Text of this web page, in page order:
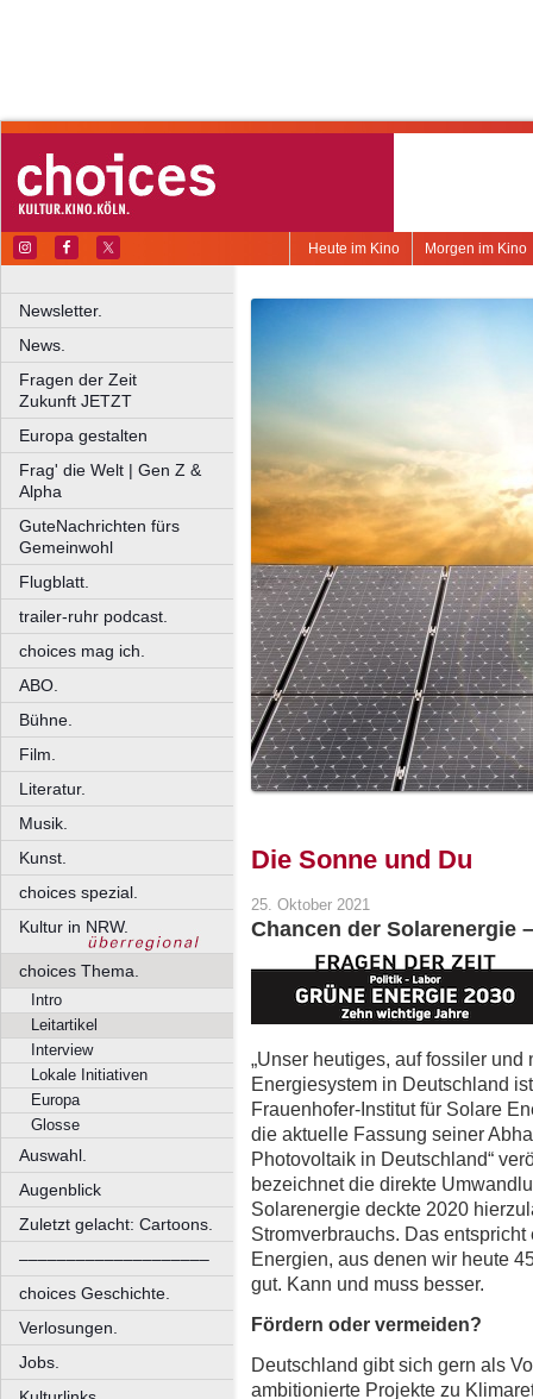
Morgen im Kino
Heute im Kino
Newsletter.
News.
Fragen der Zeit
Zukunft JETZT
Europa gestalten
Frag' die Welt | Gen Z &
Alpha
GuteNachrichten fürs
Gemeinwohl
Flugblatt.
trailer-ruhr podcast.
choices mag ich.
ABO.
Bühne.
Film.
Literatur.
Musik.
Kunst.
choices spezial.
Kultur in NRW.
choices Thema.
Intro
Leitartikel
Interview
Lokale Initiativen
Europa
Glosse
Auswahl.
Augenblick
Zuletzt gelacht: Cartoons.
––––––––––––––––––––
choices Geschichte.
Verlosungen.
Jobs.
Die Sonne und Du
25. Oktober 2021
Chancen der Solarenergie
„Unser heutiges, auf fossiler
Energiesystem in Deutschland
Frauenhofer-Institut für Solare
die aktuelle Fassung seiner
Photovoltaik in Deutschland“
bezeichnet die direkte
Solarenergie deckte 2020
Stromverbrauchs. Das
Energien, aus denen wir heute
gut. Kann und muss besser.
Fördern oder vermeiden?
Deutschland gibt sich gern als
ambitionierte Projekte zu